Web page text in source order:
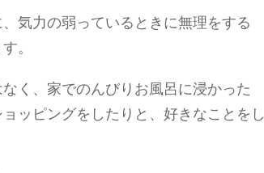
気力の弱っているときに無理をする
。
く、家でのんびりお風呂に浸かった
ッピングをしたりと、好きなことをし